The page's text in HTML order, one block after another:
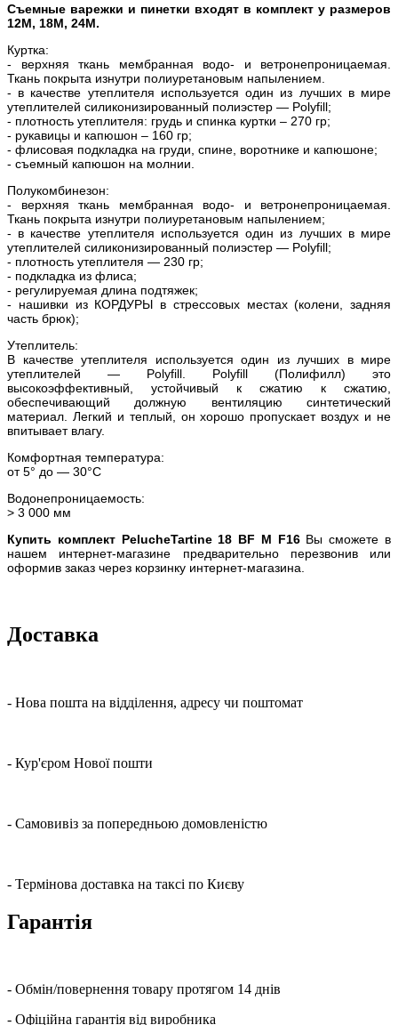
Съемные варежки и пинетки входят в комплект у размеров
12M, 18M, 24M.
Куртка:
- верхняя ткань мембранная водо- и ветронепроницаемая.
Ткань покрыта изнутри полиуретановым напылением.
- в качестве утеплителя используется один из лучших в мире
утеплителей силиконизированный полиэстер — Polyfill;
- плотность утеплителя: грудь и спинка куртки – 270 гр;
- рукавицы и капюшон – 160 гр;
- флисовая подкладка на груди, спине, воротнике и капюшоне;
- съемный капюшон на молнии.
Полукомбинезон:
- верхняя ткань мембранная водо- и ветронепроницаемая.
Ткань покрыта изнутри полиуретановым напылением;
- в качестве утеплителя используется один из лучших в мире
утеплителей силиконизированный полиэстер — Polyfill;
- плотность утеплителя — 230 гр;
- подкладка из флиса;
- регулируемая длина подтяжек;
- нашивки из КОРДУРЫ в стрессовых местах (колени, задняя
часть брюк);
Утеплитель:
В качестве утеплителя используется один из лучших в мире
утеплителей — Polyfill. Polyfill (Полифилл) это
высокоэффективный, устойчивый к сжатию к сжатию,
обеспечивающий должную вентиляцию синтетический
материал. Легкий и теплый, он хорошо пропускает воздух и не
впитывает влагу.
Комфортная температура:
от 5° до — 30°С
Водонепроницаемость:
> 3 000 мм
Купить комплект PelucheTartine 18 BF M F16Вы сможете в
нашем интернет-магазине предварительно перезвонив или
оформив заказ через корзинку интернет-магазина.
Доставка
- Нова пошта на відділення, адресу чи поштомат
- Кур'єром Нової пошти
- Самовивіз за попередньою домовленістю
- Термінова доставка на таксі по Києву
Гарантія
- Обмін/повернення товару протягом 14 днів
- Офіційна гарантія від виробника